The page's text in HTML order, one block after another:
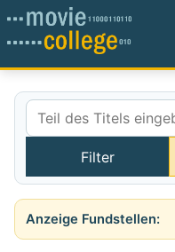
Teil des Titels eingeben
Filter
Anzeige #